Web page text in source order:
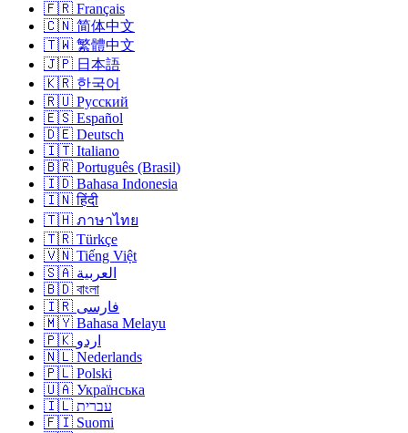
🇫🇷 Français
🇨🇳 简体中文
🇹🇼 繁體中文
🇯🇵 日本語
🇰🇷 한국어
🇷🇺 Русский
🇪🇸 Español
🇩🇪 Deutsch
🇮🇹 Italiano
🇧🇷 Português (Brasil)
🇮🇩 Bahasa Indonesia
🇮🇳 हिंदी
🇹🇭 ภาษาไทย
🇹🇷 Türkçe
🇻🇳 Tiếng Việt
🇸🇦 العربية
🇧🇩 বাংলা
🇮🇷 فارسی
🇲🇾 Bahasa Melayu
🇵🇰 اردو
🇳🇱 Nederlands
🇵🇱 Polski
🇺🇦 Українська
🇮🇱 עברית
🇫🇮 Suomi